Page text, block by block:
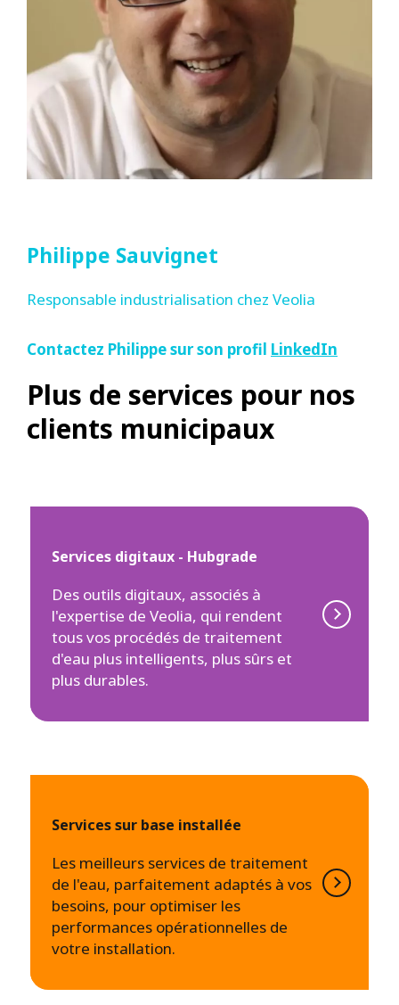
Philippe Sauvignet
Responsable industrialisation chez Veolia
Contactez Philippe sur son profil LinkedIn
Plus de services pour nos
clients municipaux
Services digitaux - Hubgrade
Des outils digitaux, associés à
l'expertise de Veolia, qui rendent
tous vos procédés de traitement
d'eau plus intelligents, plus sûrs et
plus durables.
Services sur base installée
Les meilleurs services de traitement
de l'eau, parfaitement adaptés à vos
besoins, pour optimiser les
performances opérationnelles de
votre installation.